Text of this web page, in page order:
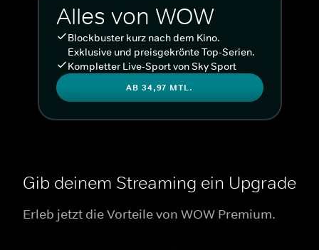
Alles von WOW
Blockbuster kurz nach dem Kino.
Exklusive und preisgekrönte Top-Serien.
Kompletter Live-Sport von Sky Sport
AB 34,97 MTL.
Gib deinem Streaming ein Upgrade
Erleb jetzt die Vorteile von WOW Premium.